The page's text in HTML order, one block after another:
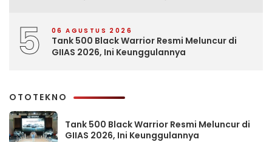
5 06 AGUSTUS 2026
Tank 500 Black Warrior Resmi Meluncur di
GIIAS 2026, Ini Keunggulannya
OTOTEKNO
Tank 500 Black Warrior Resmi Meluncur di
GIIAS 2026, Ini Keunggulannya